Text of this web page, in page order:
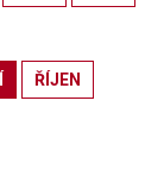
ŘÍJEN